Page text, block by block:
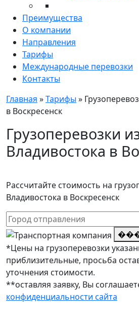
Преимущества
О компании
Направления
Тарифы
Международные перевозки
Контакты
Главная »Тарифы »
в Воскресенск
Грузоперевозки
Владивостока в
Рассчитайте стоимость на
Владивостока в Воскресенск
*Цены на грузоперевозки
приблизительные, просьба
уточнения стоимости.
**оставляя заявку, Вы
конфиденциальности сайта